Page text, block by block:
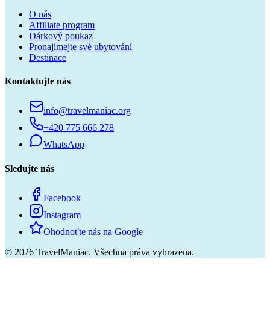
O nás
Affiliate program
Dárkový poukaz
Pronajímejte své ubytování
Destinace
Kontaktujte nás
info@travelmaniac.org
+420 775 666 278
WhatsApp
Sledujte nás
Facebook
Instagram
Ohodnoťte nás na Google
© 2026 TravelManiac. Všechna práva vyhrazena.